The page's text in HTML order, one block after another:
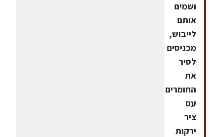
ושמים
אותם
לייבוש,
מכניסים
לסיר
את
החומרים
עם
ציר
ירקות